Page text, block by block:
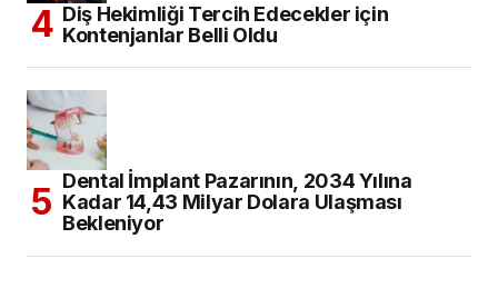
Diş Hekimliği Tercih Edecekler için
Kontenjanlar Belli Oldu
Dental İmplant Pazarının, 2034 Yılına
Kadar 14,43 Milyar Dolara Ulaşması
Bekleniyor